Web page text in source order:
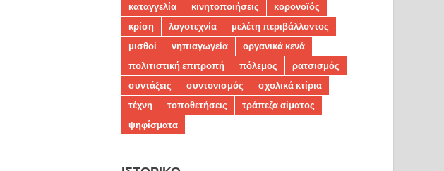
καταγγελία
κινητοποιήσεις
κορονοϊός
κρίση
λογοτεχνία
μελέτη περιβάλλοντος
μισθοί
νηπιαγωγεία
οργανικά κενά
πολιτιστική επιτροπή
πόλεμος
ρατσισμός
συντάξεις
συντονισμός
σχολικά κτίρια
τέχνη
τοποθετήσεις
τράπεζα αίματος
ψηφίσματα